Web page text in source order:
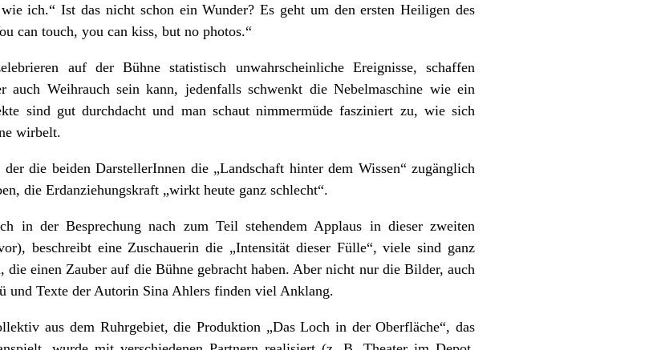
ich.“ Ist das nicht schon ein Wunder? Es geht um den ersten Heiligen des
can touch, you can kiss, but no photos.“
auf der Bühne statistisch unwahrscheinliche Ereignisse, schaffen
Weihrauch sein kann, jedenfalls schwenkt die Nebelmaschine wie ein
sind gut durchdacht und man schaut nimmermüde fasziniert zu, wie sich
wirbelt.
die beiden DarstellerInnen die „Landschaft hinter dem Wissen“ zugänglich
die Erdanziehungskraft „wirkt heute ganz schlecht“.
in der Besprechung nach zum Teil stehendem Applaus in dieser zweiten
beschreibt eine Zuschauerin die „Intensität dieser Fülle“, viele sind ganz
die einen Zauber auf die Bühne gebracht haben. Aber nicht nur die Bilder, auch
und Texte der Autorin Sina Ahlers finden viel Anklang.
aus dem Ruhrgebiet, die Produktion „Das Loch in der Oberfläche“, das